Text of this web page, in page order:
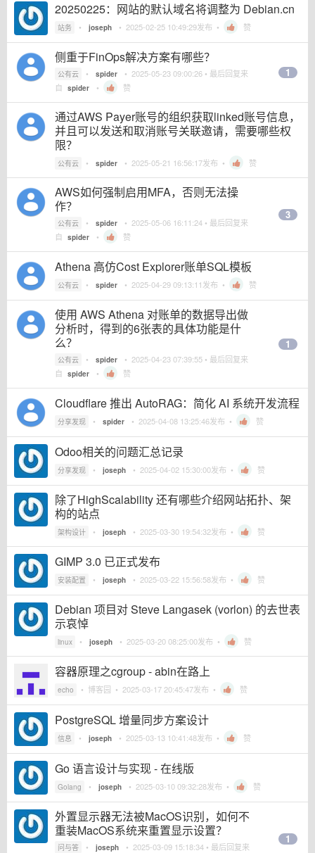
20250225：网站的默认域名将调整为 Debian.cn
站务 • joseph • 2025-02-25 10:49:29发布 • 赞
侧重于FinOps解决方案有哪些？
公有云 • spider • 2025-05-23 09:00:26 • 最后回复来
自 spider • 赞
1
通过AWS Payer账号的组织获取linked账号信息，
并且可以发送和取消账号关联邀请，需要哪些权
限？
公有云 • spider • 2025-05-21 16:56:17发布 • 赞
AWS如何强制启用MFA，否则无法操
作？
公有云 • spider • 2025-05-06 16:11:24 • 最后回复来
自 spider • 赞
3
Athena 高仿Cost Explorer账单SQL模板
公有云 • spider • 2025-04-29 09:13:11发布 • 赞
使用 AWS Athena 对账单的数据导出做
分析时，得到的6张表的具体功能是什
么？
公有云 • spider • 2025-04-23 07:39:55 • 最后回复来
自 spider • 赞
1
Cloudflare 推出 AutoRAG：简化 AI 系统开发流程
分享发现 • spider • 2025-04-08 13:25:46发布 • 赞
Odoo相关的问题汇总记录
分享发现 • joseph • 2025-04-02 15:30:00发布 • 赞
除了HighScalability 还有哪些介绍网站拓扑、架
构的站点
架构设计 • joseph • 2025-03-30 19:54:32发布 • 赞
GIMP 3.0 已正式发布
安装配置 • joseph • 2025-03-22 15:56:58发布 • 赞
Debian 项目对 Steve Langasek (vorlon) 的去世表
示哀悼
linux • joseph • 2025-03-20 08:25:00发布 • 赞
容器原理之cgroup - abin在路上
echo • 博客园 • 2025-03-17 20:45:47发布 • 赞
PostgreSQL 增量同步方案设计
信息 • joseph • 2025-03-13 10:41:48发布 • 赞
Go 语言设计与实现 - 在线版
Golang • joseph • 2025-03-10 09:32:28发布 • 赞
外置显示器无法被MacOS识别，如何不
重装MacOS系统来重置显示设置？
问与答 • joseph • 2025-03-09 15:18:34 • 最后回复来
1